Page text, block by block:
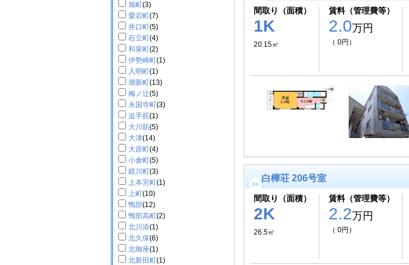
旭町(3)
愛宕町(7)
井口町(5)
石立町(4)
和泉町(2)
伊勢崎町(1)
入明町(1)
潮新町(13)
梅ノ辻(5)
永国寺町(3)
追手筋(1)
大川筋(5)
大津(14)
大原町(4)
小倉町(5)
鏡川町(3)
上本宮町(1)
上町(10)
鴨部(12)
鴨部高町(2)
北川添(1)
北久保(6)
北御座(1)
北新田町(1)
間取り（面積）
1K
20.15㎡
賃料（管理費等）
2.0万円
（ 0円）
白樺荘 206号室
間取り（面積）
2K
26.5㎡
賃料（管理費等）
2.2万円
（ 0円）